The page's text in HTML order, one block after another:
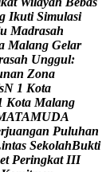
g Ikuti Simulasi
u Madrasah
Malang Gelar
asah Unggul:
nan Zona
sN 1 Kota
Kota Malang
ATAMUDA
rjuangan Puluhan
intas SekolahBukti
et Peringkat III